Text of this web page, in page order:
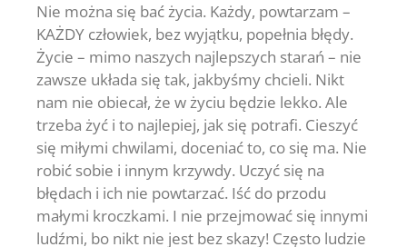
Nie można się bać życia. Każdy, powtarzam –
KAŻDY człowiek, bez wyjątku, popełnia błędy.
Życie – mimo naszych najlepszych starań – nie
zawsze układa się tak, jakbyśmy chcieli. Nikt
nam nie obiecał, że w życiu będzie lekko. Ale
trzeba żyć i to najlepiej, jak się potrafi. Cieszyć
się miłymi chwilami, doceniać to, co się ma. Nie
robić sobie i innym krzywdy. Uczyć się na
błędach i ich nie powtarzać. Iść do przodu
małymi kroczkami. I nie przejmować się innymi
ludźmi, bo nikt nie jest bez skazy! Często ludzie